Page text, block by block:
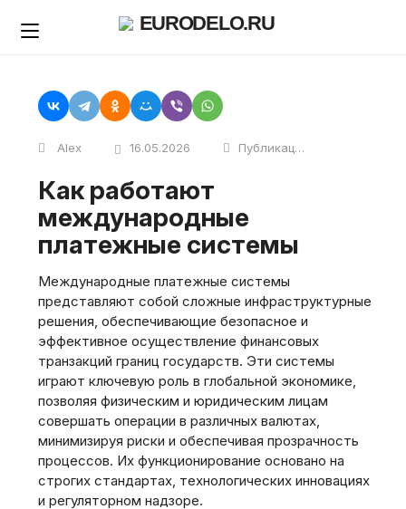
EURODELO.RU
Alex 16.05.2026 Публикации
Как работают
международные
платежные системы
Международные платежные системы
представляют собой сложные инфраструктурные
решения, обеспечивающие безопасное и
эффективное осуществление финансовых
транзакций границ государств. Эти системы
играют ключевую роль в глобальной экономике,
позволяя физическим и юридическим лицам
совершать операции в различных валютах,
минимизируя риски и обеспечивая прозрачность
процессов. Их функционирование основано на
строгих стандартах, технологических инновациях
и регуляторном надзоре.